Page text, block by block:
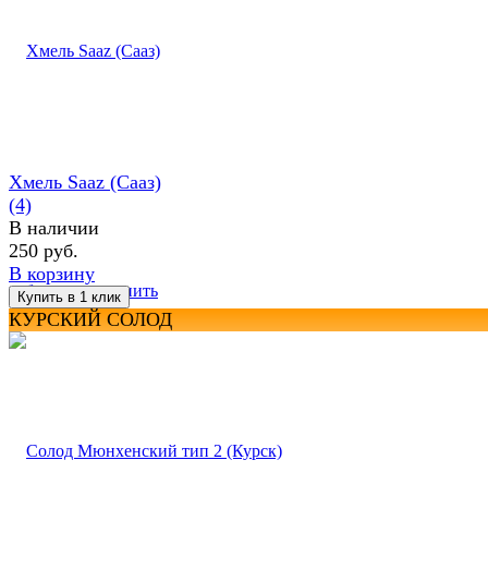
избранное сравнить
Хмель Saaz (Сааз)
(4)
В наличии
250 руб.
В корзину
КУРСКИЙ СОЛОД